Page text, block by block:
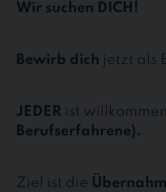
Wir suchen DICH!
Bewirb dich jetzt als
JEDER ist
Berufserfahrene).
Ziel ist die